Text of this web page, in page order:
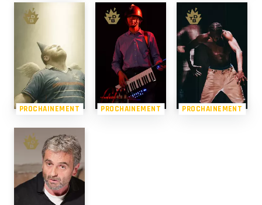
PROCHAINEMENT PROCHAINEMENT PROCHAINEMENT